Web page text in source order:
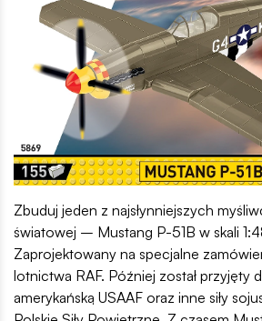
Zbuduj jeden z najsłynniejszych
światowej – Mustang P-51B w skali
Zaprojektowany na specjalne
lotnictwa RAF. Później został przyjęty
amerykańską USAAF oraz inne siły